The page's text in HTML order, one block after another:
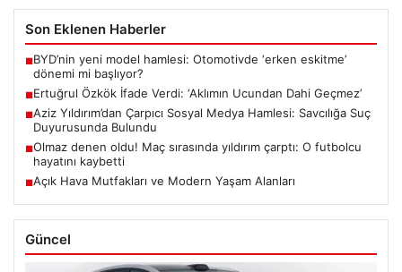
Son Eklenen Haberler
■BYD’nin yeni model hamlesi: Otomotivde ‘erken eskitme’
dönemi mi başlıyor?
■Ertuğrul Özkök İfade Verdi: ‘Aklımın Ucundan Dahi Geçmez’
■Aziz Yıldırım’dan Çarpıcı Sosyal Medya Hamlesi: Savcılığa Suç
Duyurusunda Bulundu
■Olmaz denen oldu! Maç sırasında yıldırım çarptı: O futbolcu
hayatını kaybetti
■Açık Hava Mutfakları ve Modern Yaşam Alanları
Güncel